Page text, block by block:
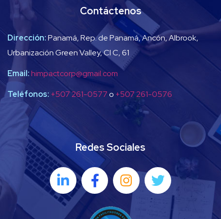
Contáctenos
Dirección:Panamá, Rep. de Panamá, Ancón, Albrook,
Urbanización Green Valley, Cl C, 61
Email:himpactcorp@gmail.com
Teléfonos: +507 261-0577o +507 261-0576
Redes Sociales